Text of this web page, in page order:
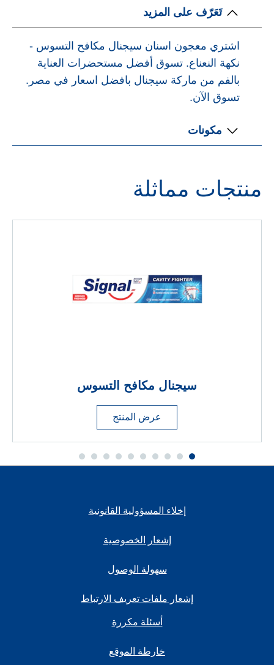
تَعَرّف على المزيد
اشتري معجون اسنان سيجنال مكافح التسوس -
نكهة النعناع. تسوق أفضل مستحضرات العناية
بالفم من ماركة سيجنال بافضل اسعار في مصر.
تسوق الآن.
مكونات
منتجات مماثلة
سيجنال مكافح التسوس
عرض المنتج
إخلاء المسؤولية القانونية
إشعار الخصوصية
سهولة الوصول
إشعار ملفات تعريف الارتباط
أسئلة مكررة
خارطة الموقع